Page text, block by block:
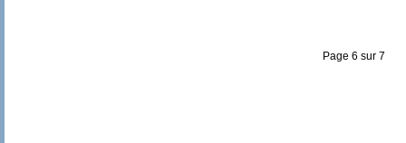
Page 6 sur 7